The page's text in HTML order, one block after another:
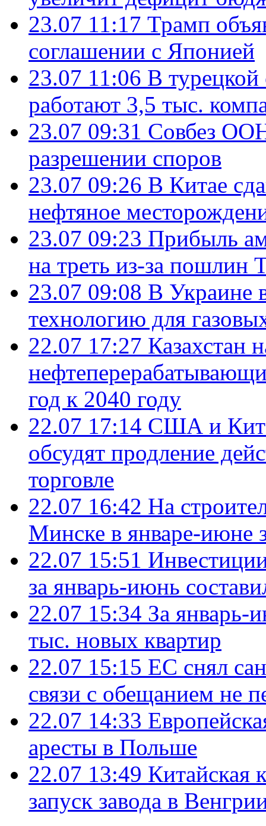
23.07 11:17 Трамп
соглашении с Японией
23.07 11:06 В
работают 3,5 тыс.
23.07 09:31 Совбез
разрешении споров
23.07 09:26 В Китае
нефтяное
23.07 09:23 Прибыль
на треть из-за пошлин
23.07 09:08 В Украине
технологию для
22.07 17:27 Казахстан
год к 2040 году
22.07 17:14 США и
обсудят продление
торговле
22.07 16:42 На
Минске в январе-июне
22.07 15:51
за январь-июнь
22.07 15:34 За январь-
тыс. новых квартир
22.07 15:15 ЕС снял
связи с обещанием не
22.07 14:33
аресты в Польше
22.07 13:49 Китайская
запуск завода в